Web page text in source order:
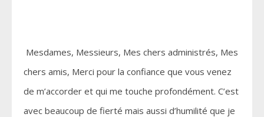
Mesdames, Messieurs, Mes chers administrés, Mes
chers amis, Merci pour la confiance que vous venez
de m’accorder et qui me touche profondément. C’est
avec beaucoup de fierté mais aussi d’humilité que je